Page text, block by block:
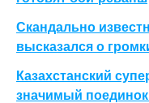
Скандально
высказался о
Казахстанский
значимый поединок